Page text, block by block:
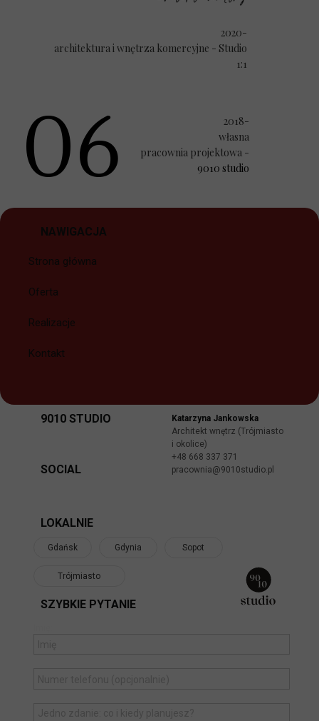
2018-
własna
pracownia projektowa -
9010 studio
2020-
architektura i wnętrza komercyjne - Studio
1:1
06
Sopot
SZYBKIE PYTANIE
SOCIAL
LOKALNIE
9010 STUDIO
Katarzyna Jankowska
Architekt wnętrz (Trójmiasto
i okolice)
+48 668 337 371
pracownia@9010studio.pl
Gdynia
Trójmiasto
Gdańsk
NAWIGACJA
Strona główna
Oferta
Realizacje
Kontakt